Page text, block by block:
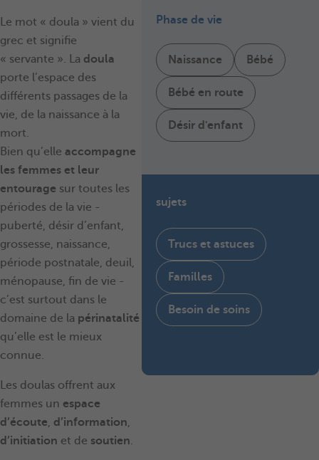
Le mot « doula » vient du
grec et signifie
« servante ». La doula
porte l’espace des
différents passages de la
vie, de la naissance à la
mort.
Bien qu’elle accompagne
les femmes et leur
entourage sur toutes les
périodes de la vie -
puberté, désir d’enfant,
grossesse, naissance,
période postnatale, deuil,
ménopause, fin de vie -
c’est surtout dans le
domaine de la périnatalité
qu’elle est le mieux
connue.
Les doulas offrent aux
femmes un espace
d’écoute, d’information,
d’initiation et de soutien.
Phase de vie
Naissance Bébé
Bébé en route
Désir d'enfant
sujets
Trucs et astuces
Familles
Besoin de soins